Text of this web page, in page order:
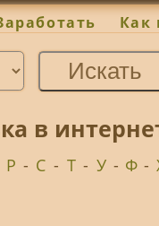
Как
в
Р - С - Т - У - Ф -